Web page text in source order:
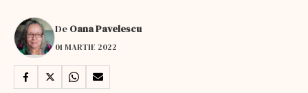
De Oana Pavelescu
01 MARTIE 2022